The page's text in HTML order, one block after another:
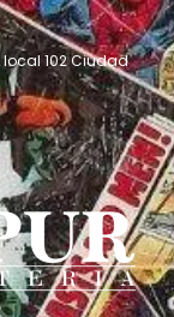
local 102 Ciudad